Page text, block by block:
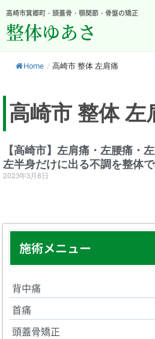
容
を
高崎市箕郷町・頭蓋骨・顎関節・骨盤の矯正
整体ゆあさ
Home / 高崎市 整体 左肩痛
施術メニュー
背中痛
首痛
頭蓋骨矯正
高崎市 整体 左
【高崎市】左肩痛・左腰痛・
左半身だけに出る不調を整体
2023年3月8日